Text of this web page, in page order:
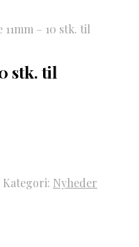
11mm – 10 stk. til
stk. til
Kategori: Nyheder